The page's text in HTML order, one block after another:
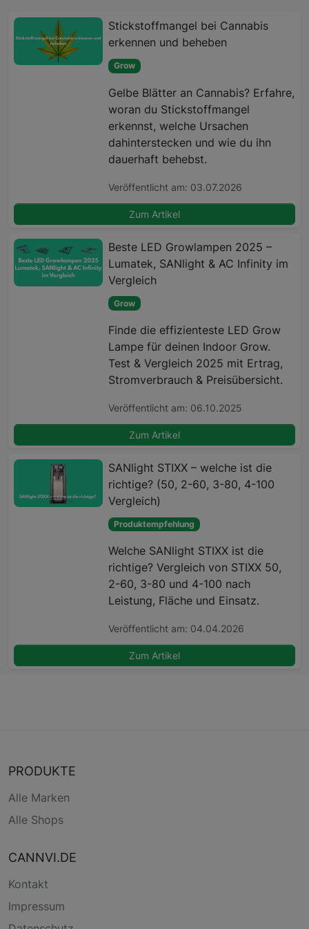
Stickstoffmangel bei Cannabis
erkennen und beheben
Grow
Gelbe Blätter an Cannabis? Erfahre,
woran du Stickstoffmangel
erkennst, welche Ursachen
dahinterstecken und wie du ihn
dauerhaft behebst.
Veröffentlicht am: 03.07.2026
Zum Artikel
Beste LED Growlampen 2025 –
Lumatek, SANlight & AC Infinity im
Vergleich
Grow
Finde die effizienteste LED Grow
Lampe für deinen Indoor Grow.
Test & Vergleich 2025 mit Ertrag,
Stromverbrauch & Preisübersicht.
Veröffentlicht am: 06.10.2025
Zum Artikel
SANlight STIXX – welche ist die
richtige? (50, 2-60, 3-80, 4-100
Vergleich)
Produktempfehlung
Welche SANlight STIXX ist die
richtige? Vergleich von STIXX 50,
2-60, 3-80 und 4-100 nach
Leistung, Fläche und Einsatz.
Veröffentlicht am: 04.04.2026
Zum Artikel
PRODUKTE
Alle Marken
Alle Shops
CANNVI.DE
Kontakt
Impressum